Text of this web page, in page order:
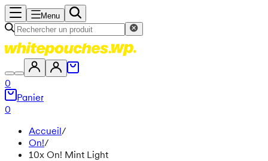
Menu
0
Panier
0
Accueil/
On!/
10x On! Mint Light